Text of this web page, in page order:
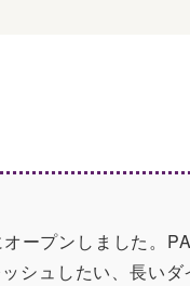
ープンしました。
シュしたい、長い